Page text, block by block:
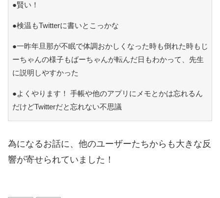
●賢い！
●検温もTwitterに書いとこっかな
●一昨年旦那が不眠で体調おかしくなった時も倒れた時もじ
ーちゃんの様子もばーちゃんが転んだ日もわかって、先生
に説明しやすかった
●よくやります！ 手帳や他のアプリにメモとかは忘れるん
だけどTwitterだと忘れない不思議
為になるお話に、他のユーザーたちからも大きな反
響が寄せられていました！